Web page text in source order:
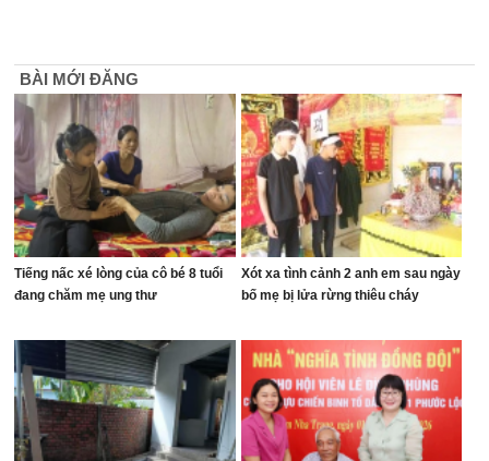
BÀI MỚI ĐĂNG
Tiếng nấc xé lòng của cô bé 8 tuổi
đang chăm mẹ ung thư
Xót xa tình cảnh 2 anh em sau ngày
bố mẹ bị lửa rừng thiêu cháy